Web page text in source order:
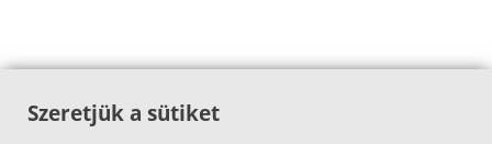
Szeretjük a sütiket